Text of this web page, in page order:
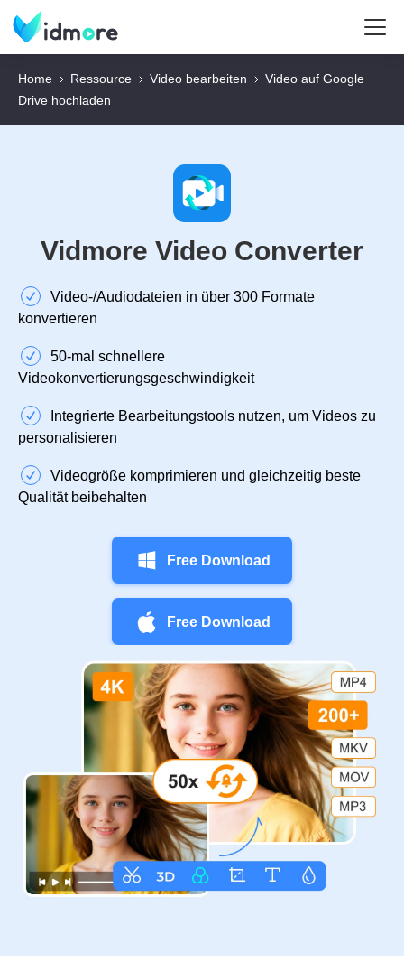
Home Ressource Video bearbeiten
Video auf Google
Drive hochladen
Vidmore Video Converter
Video‑/Audiodateien in über 300 Formate
konvertieren
50‑mal schnellere
Videokonvertierungsgeschwindigkeit
Integrierte Bearbeitungstools nutzen, um Videos zu
personalisieren
Videogröße komprimieren und gleichzeitig beste
Qualität beibehalten
Free Download
Free Download